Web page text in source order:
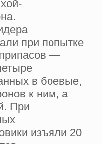
при попытке
—
в боевые,
к ним, а
При
изъяли 20